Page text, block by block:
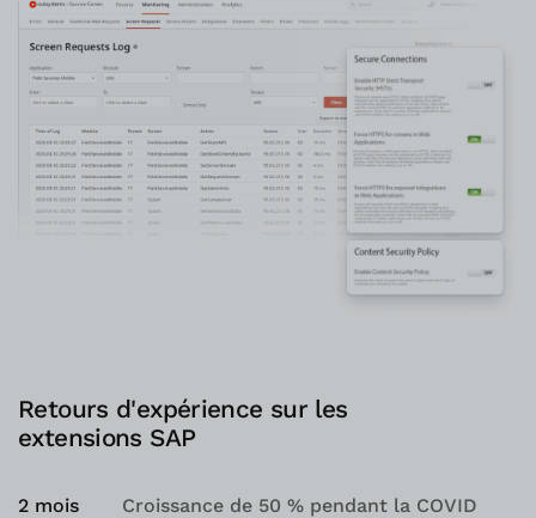
Retours d'expérience sur les
extensions SAP
2 mois Croissance de 50 % pendant la COVID